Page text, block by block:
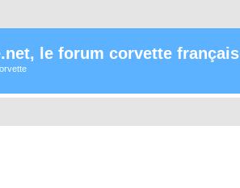
le forum corvette français